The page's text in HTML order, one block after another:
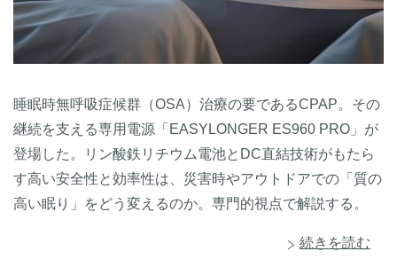
睡眠時無呼吸症候群（OSA）治療の要であるCPAP。その
継続を支える専用電源「EASYLONGER ES960 PRO」が
登場した。リン酸鉄リチウム電池とDC直結技術がもたら
す高い安全性と効率性は、災害時やアウトドアでの「質の
高い眠り」をどう変えるのか。専門的視点で解説する。
続きを読む